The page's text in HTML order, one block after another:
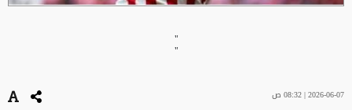
"
"
2026-06-07 | 08:32 ص